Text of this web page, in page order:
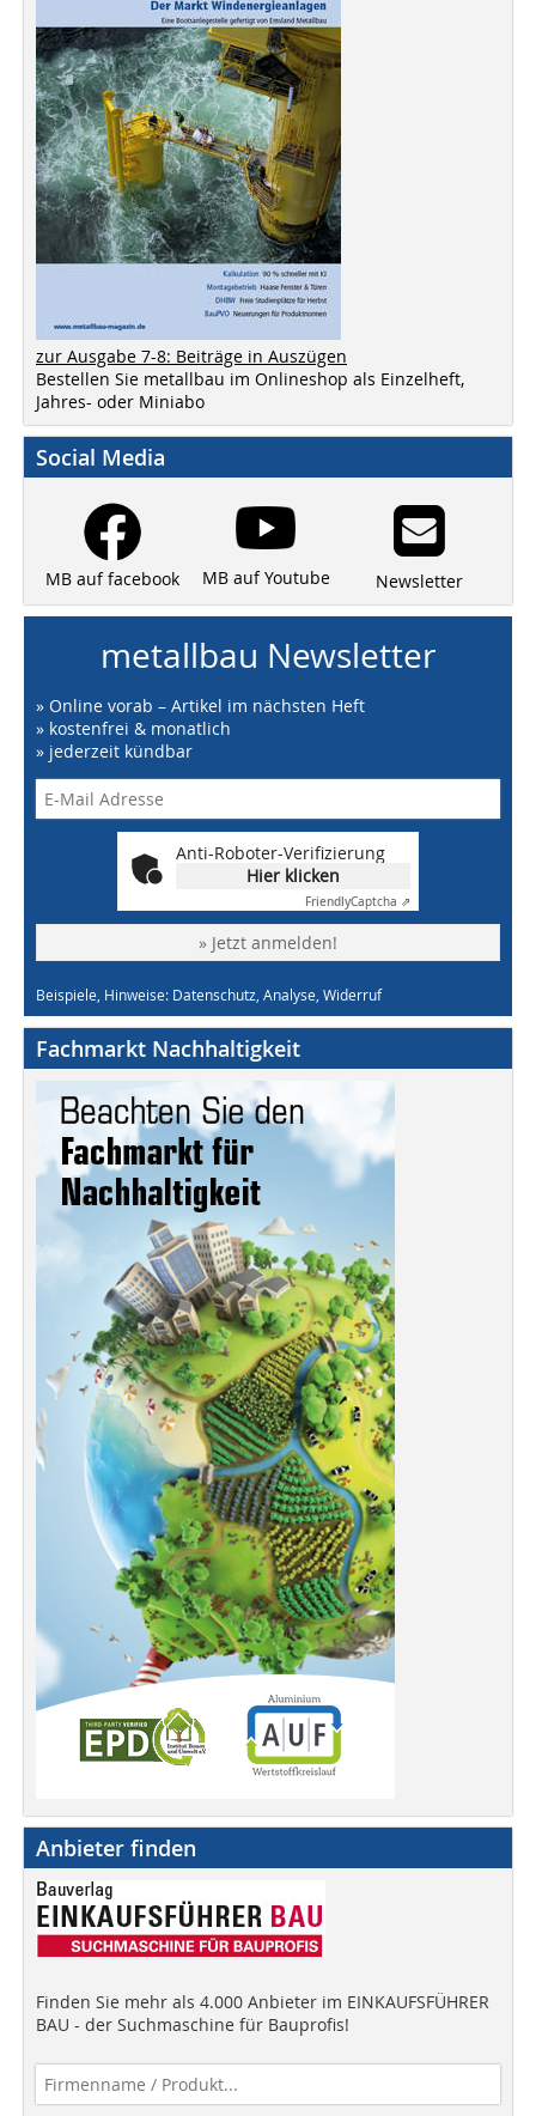
zur Ausgabe 7-8: Beiträge in Auszügen
Bestellen Sie metallbau im Onlineshop als Einzelheft,
Jahres- oder Miniabo
Social Media
MB auf facebook MB auf Youtube Newsletter
metallbau Newsletter
» Online vorab – Artikel im nächsten Heft
» kostenfrei & monatlich
» jederzeit kündbar
Anti-Roboter-Verifizierung
Hier klicken
FriendlyCaptcha ⇗
» Jetzt anmelden!
Beispiele, Hinweise: Datenschutz, Analyse, Widerruf
Fachmarkt Nachhaltigkeit
Anbieter finden
Finden Sie mehr als 4.000 Anbieter im EINKAUFSFÜHRER
BAU - der Suchmaschine für Bauprofis!